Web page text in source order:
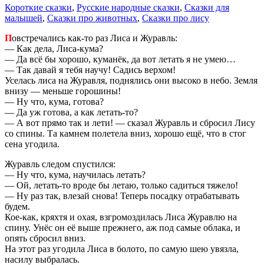
Короткие сказки, Русские народные сказки, Сказки для
малышей, Сказки про животных, Сказки про лису
Повстречались как-то раз Лиса и Журавль:
— Как дела, Лиса-кума?
— Да всё бы хорошо, куманёк, да вот летать я не умею…
— Так давай я тебя научу! Садись верхом!
Уселась лиса на Журавля, поднялись они высоко в небо. Земля
внизу — меньше горошины!
— Ну что, кума, готова?
— Да уж готова, а как летать-то?
— А вот прямо так и лети! — сказал Журавль и сбросил Лису
со спины. Та камнем полетела вниз, хорошо ещё, что в стог
сена угодила.
Журавль следом спустился:
— Ну что, кума, научилась летать?
— Ой, летать-то вроде бы летаю, только садиться тяжело!
— Ну раз так, влезай снова! Теперь посадку отрабатывать
будем.
Кое-как, кряхтя и охая, взгромоздилась Лиса Журавлю на
спину. Унёс он её выше прежнего, аж под самые облака, и
опять сбросил вниз.
На этот раз угодила Лиса в болото, по самую шею увязла,
насилу выбралась.